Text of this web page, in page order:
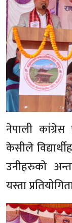
नेपाली
केसीले
उनीहरुको
यस्ता